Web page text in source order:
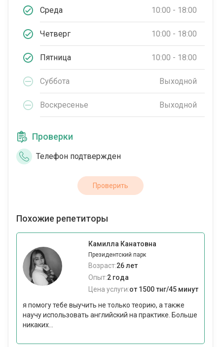
Среда 10:00 - 18:00
Четверг 10:00 - 18:00
Пятница 10:00 - 18:00
Суббота Выходной
Воскресенье Выходной
Проверки
Телефон подтвержден
Проверить
Похожие репетиторы
Камилла Канатовна
Президентский парк
Возраст:26 лет
Опыт:2 года
Цена услуги:от 1500 тнг/45 минут
я помогу тебе выучить не только теорию, а также
научу использовать английский на практике. Больше
никаких...